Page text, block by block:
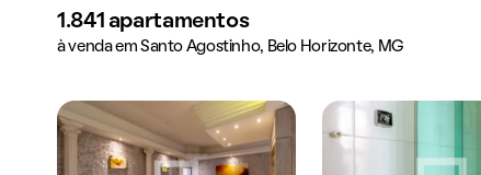
1.841 apartamentos
à venda em Santo Agostinho, Belo Horizonte, MG